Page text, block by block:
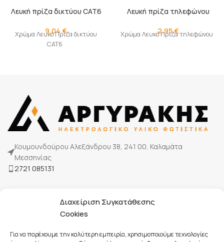
Διαχείριση Συγκατάθεσης
Cookies
Για να παρέχουμε την καλύτερη εμπειρία, χρησιμοποιούμε τεχνολογίες
Λευκή πρίζα δικτύου CAT6
9,04€
Χρώμα Λευκό Πρίζα δικτύου
CAT6
Λευκή πρίζα τηλεφώνου
2,95€
Χρώμα Λευκό Πρίζα τηλεφώνου
Κουμουνδούρου Αλεξάνδρου 38, 241 00, Καλαμάτα
Μεσσηνίας
2721 085131
Τρόποι πληρωμής